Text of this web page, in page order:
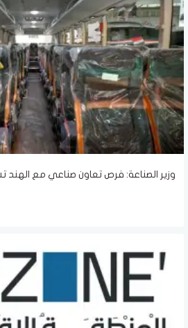
وزير الصناعة: فرص تعاون صناعي مع الهند